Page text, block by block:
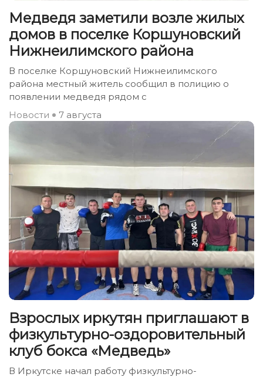
Медведя заметили возле жилых
домов в поселке Коршуновский
Нижнеилимского района
В поселке Коршуновский Нижнеилимского
района местный житель сообщил в полицию о
появлении медведя рядом с
Новости
7 августа
Взрослых иркутян приглашают в
физкультурно-оздоровительный
клуб бокса «Медведь»
В Иркутске начал работу физкультурно-